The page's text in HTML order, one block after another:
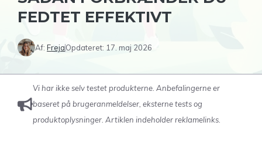
FEDTET EFFEKTIVT
Af: FrejaOpdateret: 17. maj 2026
Vi har ikke selv testet produkterne. Anbefalingerne er
baseret på brugeranmeldelser, eksterne tests og
produktoplysninger. Artiklen indeholder reklamelinks.